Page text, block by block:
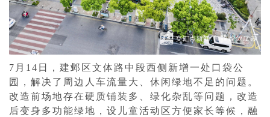
7月14日，建邺区文体路中段西侧新增一处口袋公
园，解决了周边人车流量大、休闲绿地不足的问题。
改造前场地存在硬质铺装多、绿化杂乱等问题，改造
后变身多功能绿地，设儿童活动区方便家长等候，融